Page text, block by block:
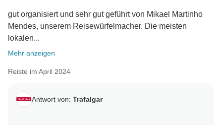
gut organisiert und sehr gut geführt von Mikael Martinho
Mendes, unserem Reisewürfelmacher. Die meisten
lokalen...
Mehr anzeigen
Reiste im April 2024
Antwort von: Trafalgar